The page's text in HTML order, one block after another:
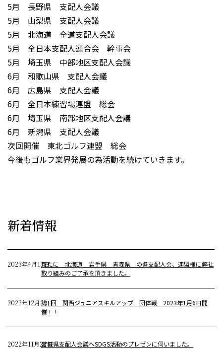
5月 長野県 支配人会議
5月 山梨県 支配人会議
5月 北海道 全道支配人会議
5月 全日本支配人連合会 幹事会
5月 埼玉県 中部地区支配人会議
6月 和歌山県 支配人会議
6月 広島県 支配人会議
6月 全日本練習場連盟 総会
6月 埼玉県 南部地区支配人会議
6月 新潟県 支配人会議
次回開催 東北ゴルフ連盟 総会
今後もゴルフ業界発展の為活動を続けていきます。
新着情報
2023年4月13日新たに 北海道 岩手県 青森県 の各支配人会、連盟様に弊社
取り組みのご了承を頂きました。
2022年12月29日第1回 関西ジュニアスキルアップ 団体戦 2023年1月6日開
催！！
2022年11月22日宮城県支配人会議へSDGS活動のプレゼンに伺いました。